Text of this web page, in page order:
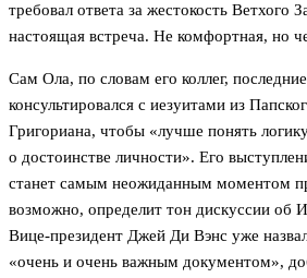
требовал ответа за жестокость Ветхого
настоящая встреча. Не комфортная, но
Сам Ола, по словам его коллег,
консультировался с иезуитами из
Григориана, чтобы «лучше понять
о достоинстве личности». Его
станет самым неожиданным моментом
возможно, определит тон дискуссии об
Вице-президент Джей Ди Вэнс уже
«очень и очень важным документом»,